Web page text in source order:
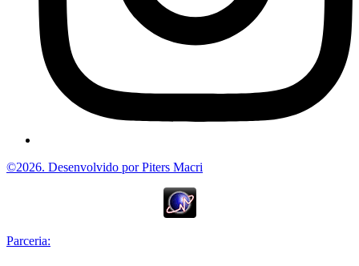
©2026. Desenvolvido por Piters Macri
Parceria: